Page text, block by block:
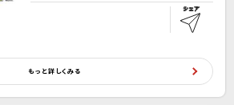
もっと詳しくみる